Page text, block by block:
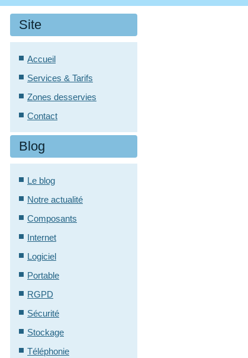
Site
Accueil
Services & Tarifs
Zones desservies
Contact
Blog
Le blog
Notre actualité
Composants
Internet
Logiciel
Portable
RGPD
Sécurité
Stockage
Téléphonie